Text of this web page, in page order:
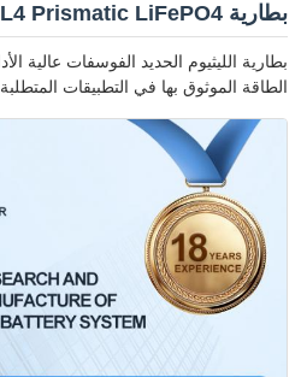
بطارية GBS-LFP50Ah-L4 Prismatic LiFePO4
الطاقة الموثوق بها في التطبيقات المتطلبة.